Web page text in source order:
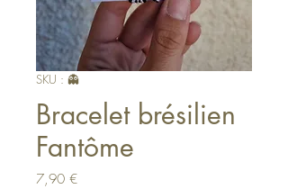
SKU : 👻
Bracelet brésilien
Fantôme
7,90 €Prix